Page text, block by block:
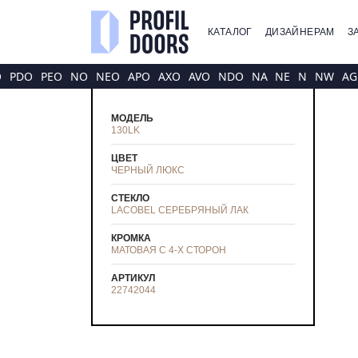
КАТАЛОГ ДИЗАЙНЕРАМ
PDO PEO NO NEO APO AXO AVO NDO NA NE N NW AG
МОДЕЛЬ
130LK
ЦВЕТ
ЧЕРНЫЙ ЛЮКС
СТЕКЛО
LACOBEL СЕРЕБРЯНЫЙ ЛАК
КРОМКА
МАТОВАЯ С 4-Х СТОРОН
АРТИКУЛ
22742044